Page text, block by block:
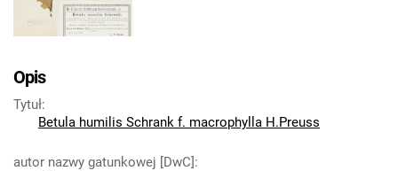
Opis
Tytuł:
Betula humilis Schrank f. macrophylla H.Preuss
autor nazwy gatunkowej [DwC]: